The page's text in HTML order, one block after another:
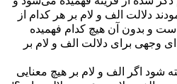
دلالت الف و لام بر هر کدام از
و بدون آن هیچ کدام فهمیده
وجهی برای دلالت الف و لام بر
شود اگر الف و لام بر هیچ معنایی